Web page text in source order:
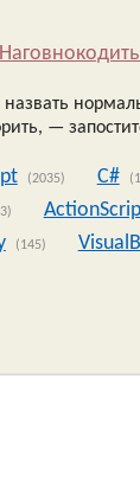
—
(2035) C#
(145)